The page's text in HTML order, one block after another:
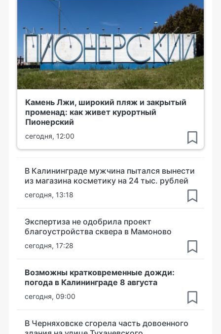
Камень Лжи, широкий пляж и закрытый
променад: как живет курортный
Пионерский
сегодня, 12:00
В Калининграде мужчина пытался вынести
из магазина косметику на 24 тыс. рублей
сегодня, 13:18
Экспертиза не одобрила проект
благоустройства сквера в Мамоново
сегодня, 17:28
Возможны кратковременные дожди:
погода в Калининграде 8 августа
сегодня, 09:00
В Черняховске сгорела часть довоенного